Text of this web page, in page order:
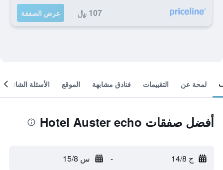
107 ﷼ عرض الصفقة
لمحة عن التقييمات فنادق مشابهة الموقع الأسئلة الشائعة
أفضل صفقات Hotel Auster echo
ج 14/8 - س 15/8